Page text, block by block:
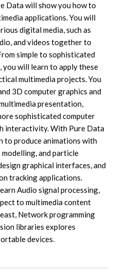
Data will show you how to
applications. You will
digital media, such as
and videos together to
simple to sophisticated
you will learn to apply these
multimedia projects. You
3D computer graphics and
presentation,
sophisticated computer
interactivity. With Pure Data
to produce animations with
and particle
graphical interfaces, and
tracking applications.
Audio signal processing,
to multimedia content
Network programming
libraries explores
devices.